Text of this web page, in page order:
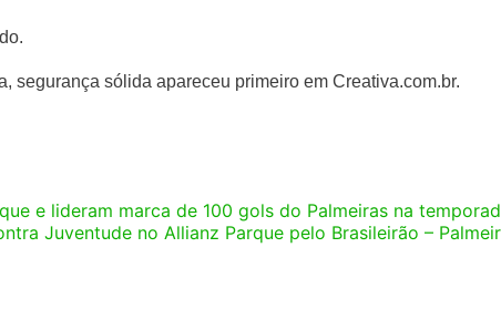
segurança sólida apareceu primeiro em Creativa.com.br.
e lideram marca de 100 gols do Palmeiras na
Juventude no Allianz Parque pelo Brasileirão –